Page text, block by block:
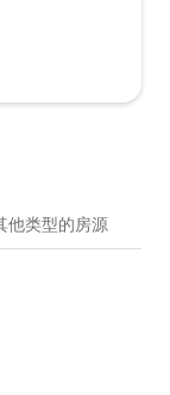
他类型的房源